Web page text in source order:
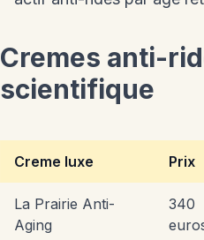
Cremes anti-
scientifique
Creme luxe Prix
La Prairie Anti-
Aging
340